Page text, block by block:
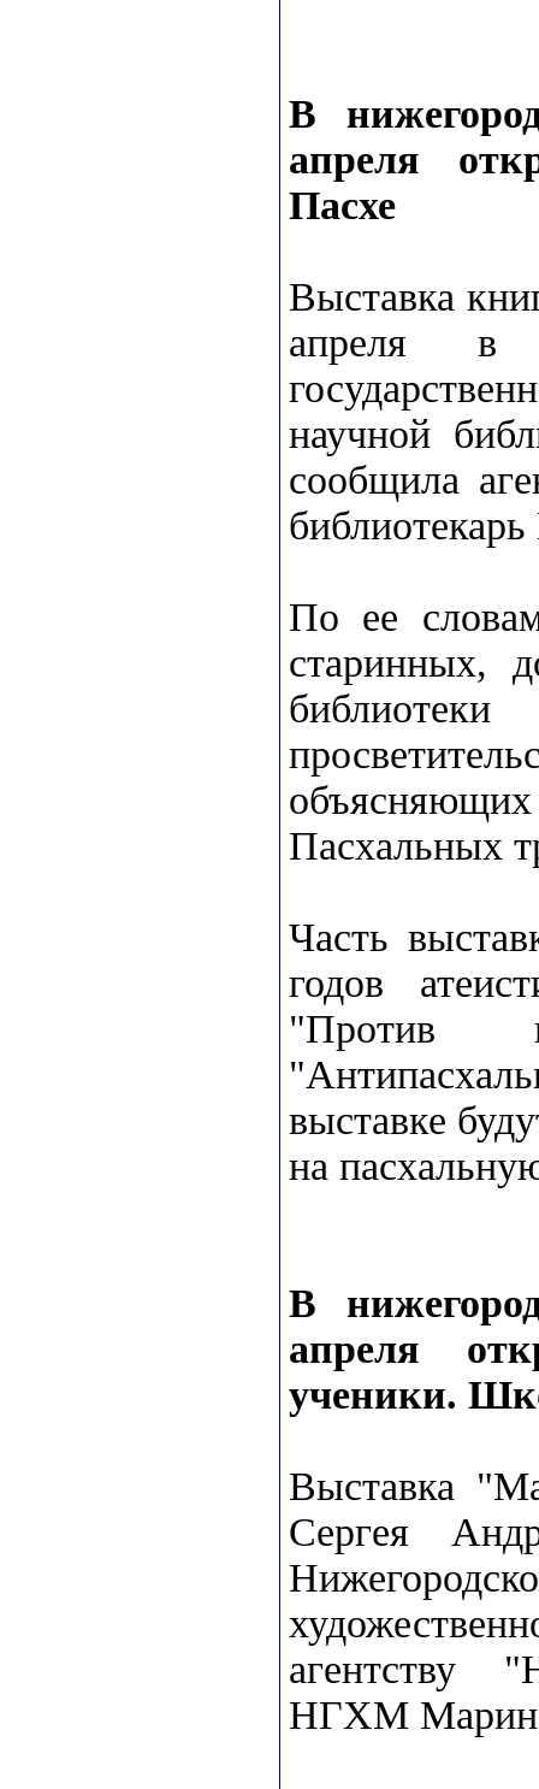
В
апреля
Пасхе
Выставка
апреля в
научной
сообщила
По ее
старинных,
Пасхальных
Часть
годов
"Против
выставке
на
В
апреля
ученики.
Выставка
Сергея
агентству
НГХМ